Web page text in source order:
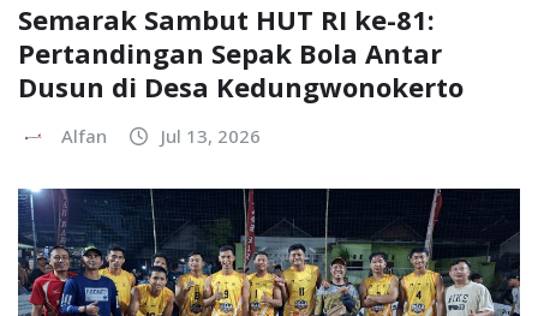
Semarak Sambut HUT RI ke-81:
Pertandingan Sepak Bola Antar
Dusun di Desa Kedungwonokerto
Alfan Jul 13, 2026